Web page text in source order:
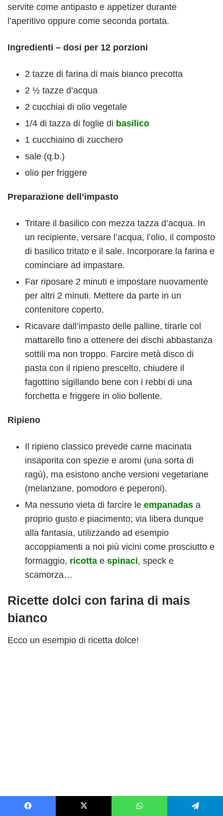
servite come antipasto e appetizer durante
l’aperitivo oppure come seconda portata.
Ingredienti – dosi per 12 porzioni
2 tazze di farina di mais bianco precotta
2 ½ tazze d’acqua
2 cucchiai di olio vegetale
1/4 di tazza di foglie di basilico
1 cucchiaino di zucchero
sale (q.b.)
olio per friggere
Preparazione dell’impasto
Tritare il basilico con mezza tazza d’acqua. In
un recipiente, versare l’acqua, l’olio, il composto
di basilico tritato e il sale. Incorporare la farina e
cominciare ad impastare.
Far riposare 2 minuti e impostare nuovamente
per altri 2 minuti. Mettere da parte in un
contenitore coperto.
Ricavare dall’impasto delle palline, tirarle col
mattarello fino a ottenere dei dischi abbastanza
sottili ma non troppo. Farcire metà disco di
pasta con il ripieno prescelto, chiudere il
fagottino sigillando bene con i rebbi di una
forchetta e friggere in olio bollente.
Ripieno
Il ripieno classico prevede carne macinata
insaporita con spezie e aromi (una sorta di
ragù), ma esistono anche versioni vegetariane
(melanzane, pomodoro e peperoni).
Ma nessuno vieta di farcire le empanadas a
proprio gusto e piacimento; via libera dunque
alla fantasia, utilizzando ad esempio
accoppiamenti a noi più vicini come prosciutto e
formaggio, ricotta e spinaci, speck e
scamorza…
Ricette dolci con farina di mais
bianco
Ecco un esempio di ricetta dolce!